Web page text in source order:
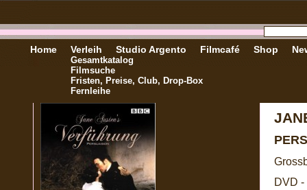
Home Verleih
Gesamtkatalog
Filmsuche
Fristen, Preise, Club, Drop-Box
Fernleihe
Studio Argento Filmcafé Shop
DVD -